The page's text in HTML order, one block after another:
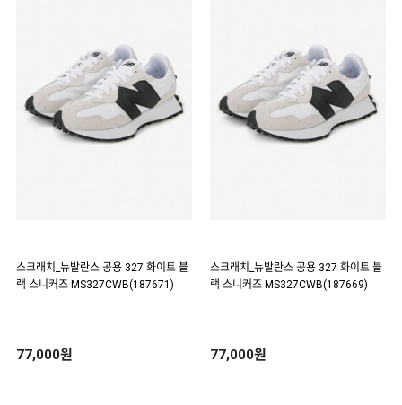
스크래치_뉴발란스 공용 327 화이트 블
랙 스니커즈 MS327CWB(187671)
77,000원
스크래치_뉴발란스 공용 327 화이트 블
랙 스니커즈 MS327CWB(187669)
77,000원